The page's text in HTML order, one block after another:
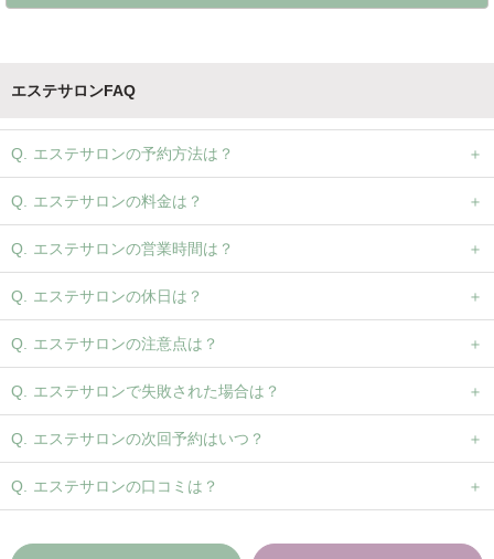
エステサロンFAQ
エステサロンの予約方法は？
エステサロンの料金は？
エステサロンの営業時間は？
エステサロンの休日は？
エステサロンの注意点は？
エステサロンで失敗された場合は？
エステサロンの次回予約はいつ？
エステサロンの口コミは？